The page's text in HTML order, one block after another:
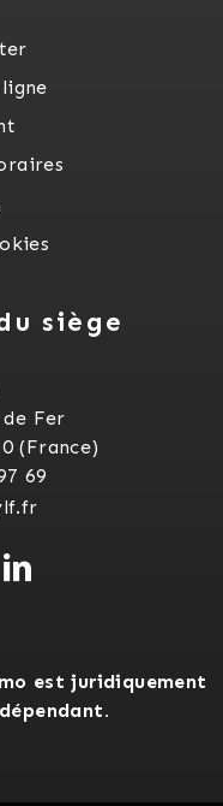
siège
Fer
(France)
69
est juridiquement